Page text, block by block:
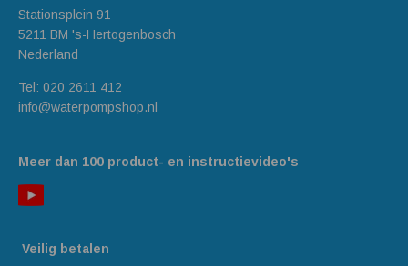
Meer dan 100 product- en instructievideo's
Stationsplein 91
5211 BM 's-Hertogenbosch
Nederland
Tel: 020 2611 412
info@waterpompshop.nl
Veilig betalen